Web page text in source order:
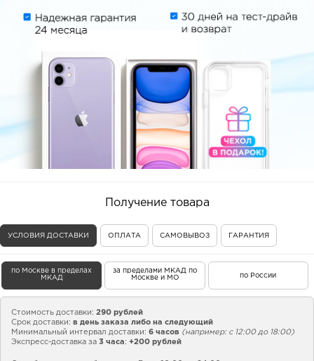
Получение товара
УСЛОВИЯ ДОСТАВКИ ОПЛАТА САМОВЫВОЗ ГАРАНТИЯ
по Москве в пределах
МКАД
за пределами МКАД по
Москве и МО
по России
Стоимость доставки: 290 рублей
Срок доставки: в день заказа либо на следующий
Минимальный интервал доставки: 6 часов (например: с 12:00 до 18:00)
Экспресс-доставка за 3 часа : +200 рублей